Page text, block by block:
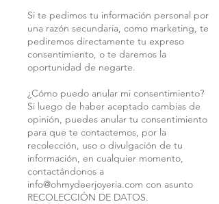
Si te pedimos tu información personal por
una razón secundaria, como marketing, te
pediremos directamente tu expreso
consentimiento, o te daremos la
oportunidad de negarte.
¿Cómo puedo anular mi consentimiento?
Si luego de haber aceptado cambias de
opinión, puedes anular tu consentimiento
para que te contactemos, por la
recolección, uso o divulgación de tu
información, en cualquier momento,
contactándonos a
info@ohmydeerjoyeria.com con asunto
RECOLECCIÓN DE DATOS.